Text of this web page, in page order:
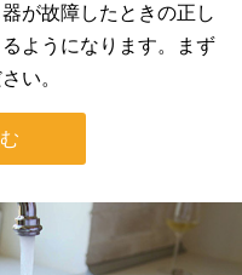
が故障したときの正し
ようになります。まず
い。